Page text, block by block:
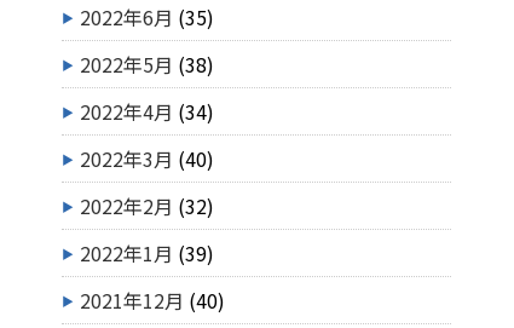
2022年6月 (35)
2022年5月 (38)
2022年4月 (34)
2022年3月 (40)
2022年2月 (32)
2022年1月 (39)
2021年12月 (40)